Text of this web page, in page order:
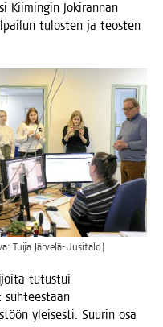
Kii­min­gin Joki­ran­nan
tulos­ten ja teos­ten
Tui­ja Järvelä-Uusitalo)
tutus­tui
suh­tees­taan
ylei­ses­ti. Suu­rin osa